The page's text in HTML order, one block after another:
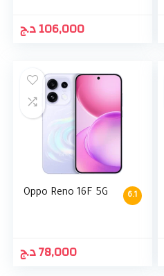
106,000د.ج
6.1
Oppo Reno 16F 5G
78,000د.ج